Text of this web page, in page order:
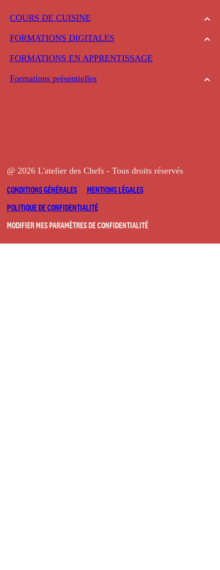
COURS DE CUISINE
FORMATIONS DIGITALES
FORMATIONS EN APPRENTISSAGE
Formations présentielles
@ 2026 L'atelier des Chefs - Tous droits réservés
CONDITIONS GÉNÉRALES
MENTIONS LÉGALES
POLITIQUE DE CONFIDENTIALITÉ
MODIFIER MES PARAMÈTRES DE CONFIDENTIALITÉ